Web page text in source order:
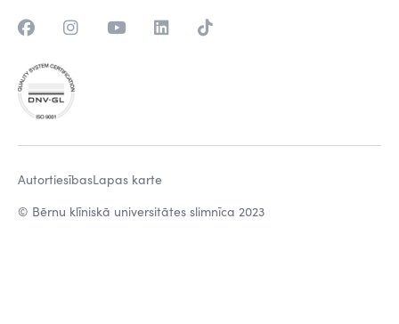
© Bērnu klīniskā universitātes slimnīca 2023
AutortiesībasLapas karte